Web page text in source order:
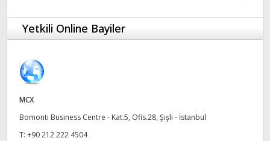
Kurgulama
Galeri
Teknik
Denmark
Hong Kong SAR, China
Yetkili Online Bayiler
MCX
Bomonti Business Centre - Kat.5, Ofis.28, Şişli - İstanbul
T: +90 212 222 4504